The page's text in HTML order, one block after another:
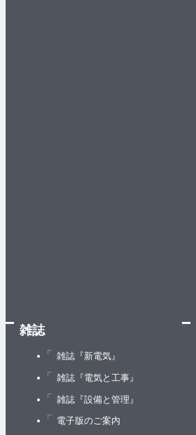
雑誌
雑誌『新電気』
雑誌『電気と工事』
雑誌『設備と管理』
電子版のご案内